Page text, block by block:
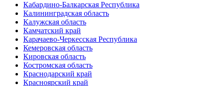
Кабардино-Балкарская Республика
Калининградская область
Калужская область
Камчатский край
Карачаево-Черкесская Республика
Кемеровская область
Кировская область
Костромская область
Краснодарский край
Красноярский край